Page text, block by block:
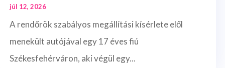
júl 12, 2026
A rendőrök szabályos megállítási kísérlete elől
menekült autójával egy 17 éves fiú
Székesfehérváron, aki végül egy...